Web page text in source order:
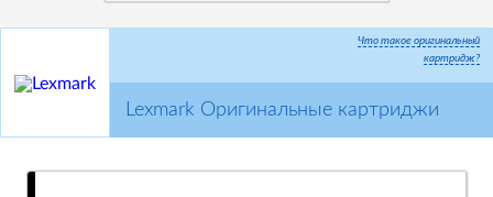
Что такое оригинальный
картридж?
Lexmark Оригинальные картриджи